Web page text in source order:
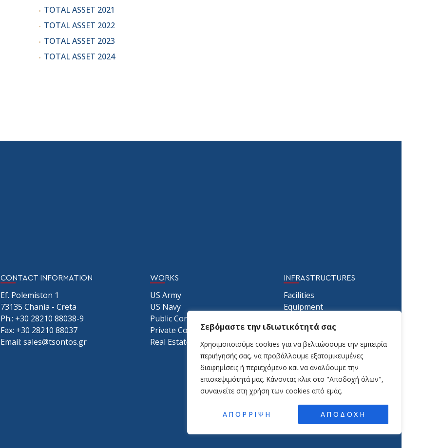
Σεβόμαστε την ιδιωτικότητά σας
Χρησιμοποιούμε cookies για να βελτιώσουμε την εμπειρία
περιήγησής σας, να προβάλλουμε εξατομικευμένες
διαφημίσεις ή περιεχόμενο και να αναλύουμε την
επισκεψιμότητά μας. Κάνοντας κλικ στο "Αποδοχή όλων",
συναινείτε στη χρήση των cookies από εμάς.
ΑΠΟΡΡΙΨΗ ΑΠΟΔΟΧΗ
TOTAL ASSET 2021
TOTAL ASSET 2022
TOTAL ASSET 2023
TOTAL ASSET 2024
CONTACT INFORMATION
Ef. Polemiston 1
73135 Chania - Creta
Ph.: +30 28210 88038-9
Fax: +30 28210 88037
Email: sales@tsontos.gr
WORKS
US Army
US Navy
Public Construction
Private Construction
Real Estate
INFRASTRUCTURES
Facilities
Equipment